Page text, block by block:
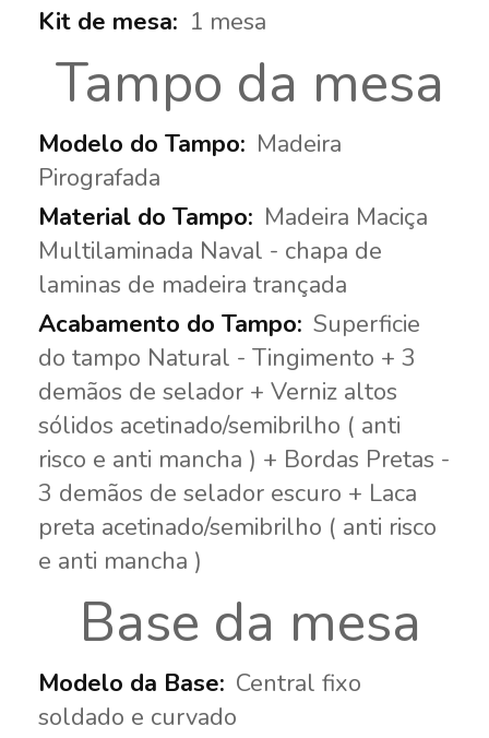
1 mesa
Tampo da mesa
Madeira
Pirografada
Madeira Maciça
Multilaminada Naval - chapa de
laminas de madeira trançada
Superficie
do tampo Natural - Tingimento + 3
demãos de selador + Verniz altos
sólidos acetinado/semibrilho ( anti
risco e anti mancha ) + Bordas Pretas -
3 demãos de selador escuro + Laca
preta acetinado/semibrilho ( anti risco
e anti mancha )
Base da mesa
Central fixo
soldado e curvado